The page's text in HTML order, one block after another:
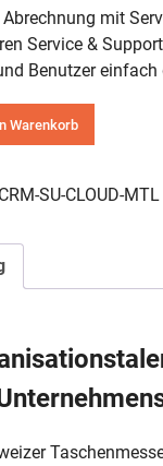
mit
Service &
Benutzer einfach
Warenkorb
SU-CLOUD-MTL